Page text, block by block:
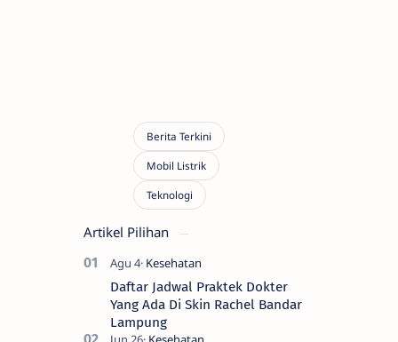
Artikel Pilihan
Daftar Jadwal Praktek Dokter
Yang Ada Di Skin Rachel Bandar
Lampung